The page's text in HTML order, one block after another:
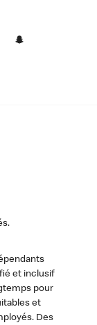
et inclusif
pour
et
Des